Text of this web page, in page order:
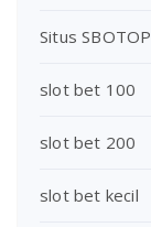
Situs SBOTOP
slot bet 100
slot bet 200
slot bet kecil